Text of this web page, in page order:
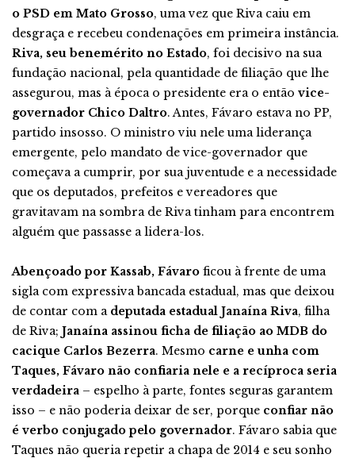
o PSD em Mato Grosso, uma vez que Riva caiu em
desgraça e recebeu condenações em primeira instância.
Riva, seu benemérito no Estado, foi decisivo na sua
fundação nacional, pela quantidade de filiação que lhe
assegurou, mas à época o presidente era o então vice-
governador Chico Daltro. Antes, Fávaro estava no PP,
partido insosso. O ministro viu nele uma liderança
emergente, pelo mandato de vice-governador que
começava a cumprir, por sua juventude e a necessidade
que os deputados, prefeitos e vereadores que
gravitavam na sombra de Riva tinham para encontrem
alguém que passasse a lidera-los.
Abençoado por Kassab, Fávaro ficou à frente de uma
sigla com expressiva bancada estadual, mas que deixou
de contar com a deputada estadual Janaína Riva, filha
de Riva; Janaína assinou ficha de filiação ao MDB do
cacique Carlos Bezerra. Mesmo carne e unha com
Taques, Fávaro não confiaria nele e a recíproca seria
verdadeira – espelho à parte, fontes seguras garantem
isso – e não poderia deixar de ser, porque confiar não
é verbo conjugado pelo governador. Fávaro sabia que
Taques não queria repetir a chapa de 2014 e seu sonho